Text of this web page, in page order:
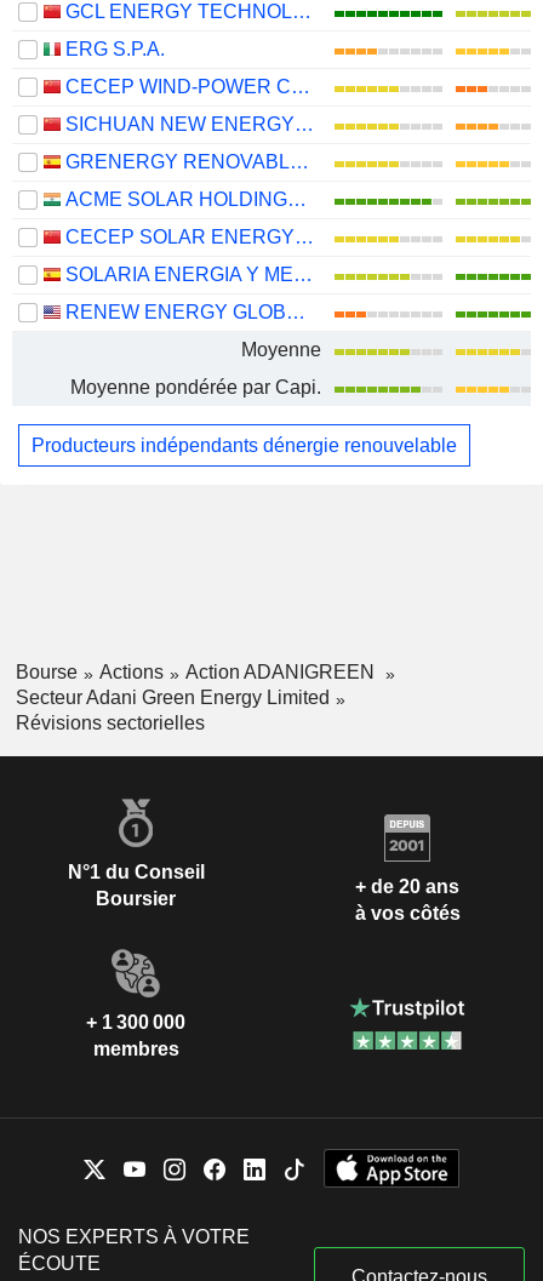
GCL ENERGY TECHNOLOGY CO.,LTD.
ERG S.P.A.
CECEP WIND-POWER CORPORATION CO.,LTD.
SICHUAN NEW ENERGY POWER COMPANY LIMITED
GRENERGY RENOVABLES, S.A.
ACME SOLAR HOLDINGS LIMITED
CECEP SOLAR ENERGY CO.,LTD.
SOLARIA ENERGIA Y MEDIO AMBIENTE, S.A.
RENEW ENERGY GLOBAL PLC
Moyenne
Moyenne pondérée par Capi.
Producteurs indépendants dénergie renouvelable
Bourse Actions
Action ADANIGREEN
Secteur Adani Green Energy Limited
Révisions sectorielles
N°1 du Conseil
Boursier
+ de 20 ans
à vos côtés
+ 1 300 000
membres
NOS EXPERTS À VOTRE
ÉCOUTE
Contactez-nous